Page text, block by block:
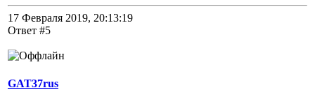
17 Февраля 2019, 20:13:19
Ответ #5
GAT37rus